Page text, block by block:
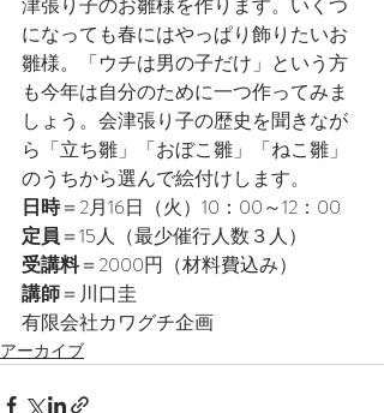
になっても春にはやっぱり飾りたいお
雛様。「ウチは男の子だけ」という方
も今年は自分のために一つ作ってみま
しょう。会津張り子の歴史を聞きなが
ら「立ち雛」「おぼこ雛」「ねこ雛」
のうちから選んで絵付けします。
日時＝2月16日（火）10：00～12：00
定員＝15人（最少催行人数３人）
受講料＝2000円（材料費込み）
講師＝川口圭
有限会社カワグチ企画
アーカイブ